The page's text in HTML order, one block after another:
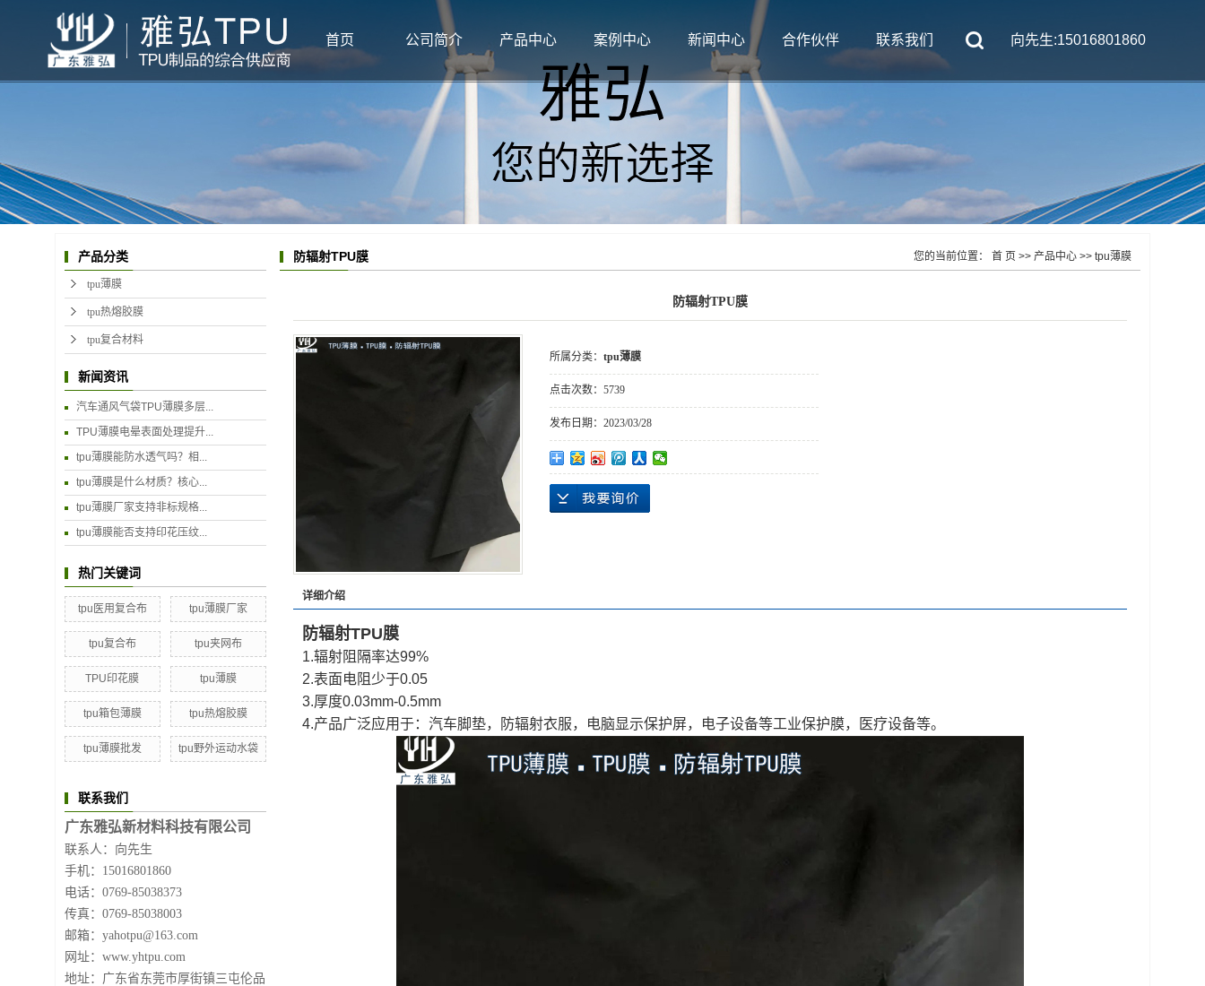
首页 公司简介
公司简介
资质荣誉
产品中心
tpu薄膜
tpu复合材料
案例中心
案例展示
新闻中心
公司新闻
技术知识
合作伙伴 联系我们 向先生:15016801860
产品分类
tpu薄膜
tpu热熔胶膜
tpu复合材料
新闻资讯
汽车通风气袋TPU薄膜多层...
TPU薄膜电晕表面处理提升...
tpu薄膜能防水透气吗？相...
tpu薄膜是什么材质？核心...
tpu薄膜厂家支持非标规格...
tpu薄膜能否支持印花压纹...
热门关键词
tpu医用复合布 tpu薄膜厂家
tpu复合布 tpu夹网布
TPU印花膜 tpu薄膜
tpu箱包薄膜 tpu热熔胶膜
tpu薄膜批发 tpu野外运动水袋
联系我们
广东雅弘新材料科技有限公司
联系人：向先生
手机：15016801860
电话：0769-85038373
传真：0769-85038003
邮箱：yahotpu@163.com
网址：www.yhtpu.com
地址：广东省东莞市厚街镇三屯伦品
防辐射TPU膜 您的当前位置： 首 页 >> 产品中心 >> tpu薄膜
防辐射TPU膜
所属分类： tpu薄膜
点击次数： 5739
发布日期： 2023/03/28
详细介绍
防辐射TPU膜
1.辐射阻隔率达99%
2.表面电阻少于0.05
3.厚度0.03mm-0.5mm
4.产品广泛应用于：汽车脚垫，防辐射衣服，电脑显示保护屏，电子设备等工业保护膜，医疗设备等。